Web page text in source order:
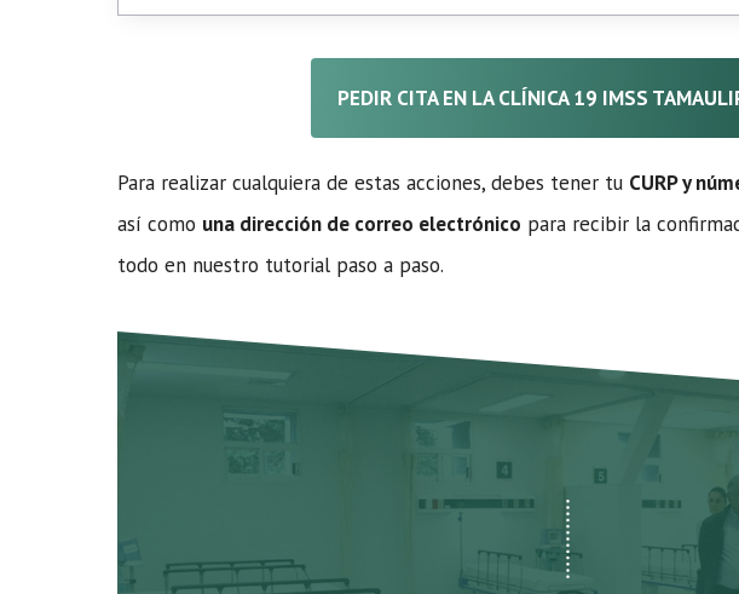
PEDIR CITA EN LA CLÍNICA 19 IMSS
Para realizar cualquiera de estas acciones, debes tener tu CURP y
así como una dirección de correo electrónico para recibir la
todo en nuestro tutorial paso a paso.